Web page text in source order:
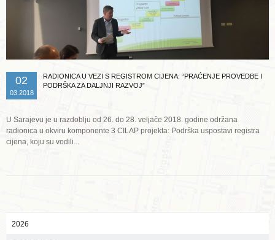
02
03.2018
RADIONICA U VEZI S REGISTROM CIJENA: “PRAĆENJE PROVEDBE I
PODRŠKA ZA DALJNJI RAZVOJ”
U Sarajevu je u razdoblju od 26. do 28. veljače 2018. godine održana
radionica u okviru komponente 3 CILAP projekta: Podrška uspostavi registra
cijena, koju su vodili...
2026